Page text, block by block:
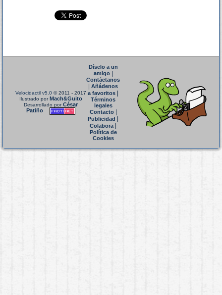
Velocidactil v5.0 © 2011 - 2017
Ilustrado porMach&Guito
Desarrollado porCésar
Patiño
Díselo a un
amigo|
Contáctanos
Añádenos
a favoritos
Términos
legales
Contacto|
Publicidad
Colabora|
Política de
Cookies